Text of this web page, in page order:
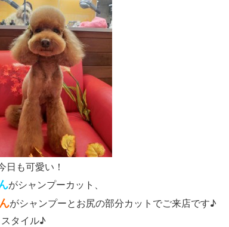
日も可愛い！
がシャンプーカット、
がシャンプーとお尻の部分カットでご来店です♪
タイル♪